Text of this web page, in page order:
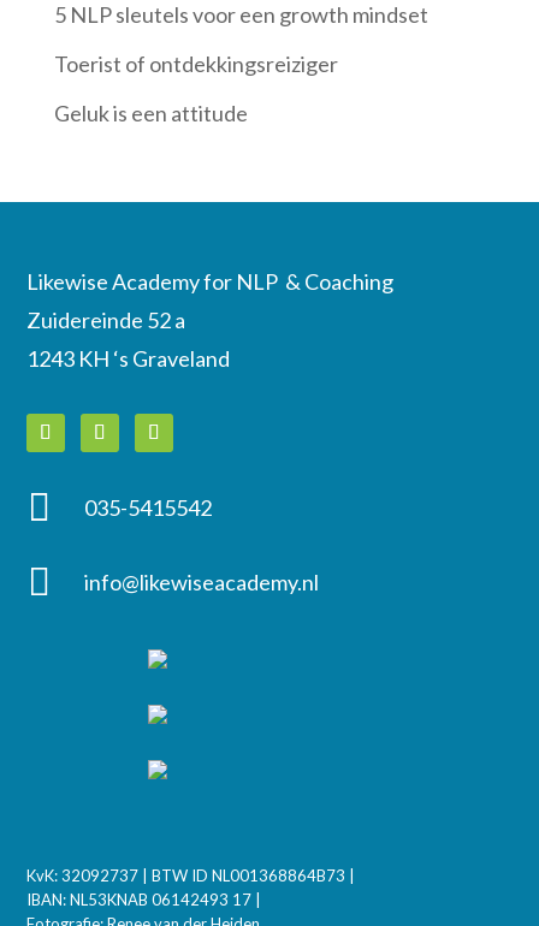
5 NLP sleutels voor een growth mindset
Toerist of ontdekkingsreiziger
Geluk is een attitude
Likewise Academy for NLP & Coaching
Zuidereinde 52 a
1243 KH ‘s Graveland
 035-5415542
 info@likewiseacademy.nl
KvK: 32092737 | BTW ID NL001368864B73 |
IBAN: NL53KNAB 06142493 17 |